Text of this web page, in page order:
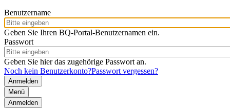
Benutzername
Geben Sie Ihren BQ-Portal-Benutzernamen ein.
Passwort
Geben Sie hier das zugehörige Passwort an.
Noch kein Benutzerkonto?Passwort vergessen?
Menü
Anmelden